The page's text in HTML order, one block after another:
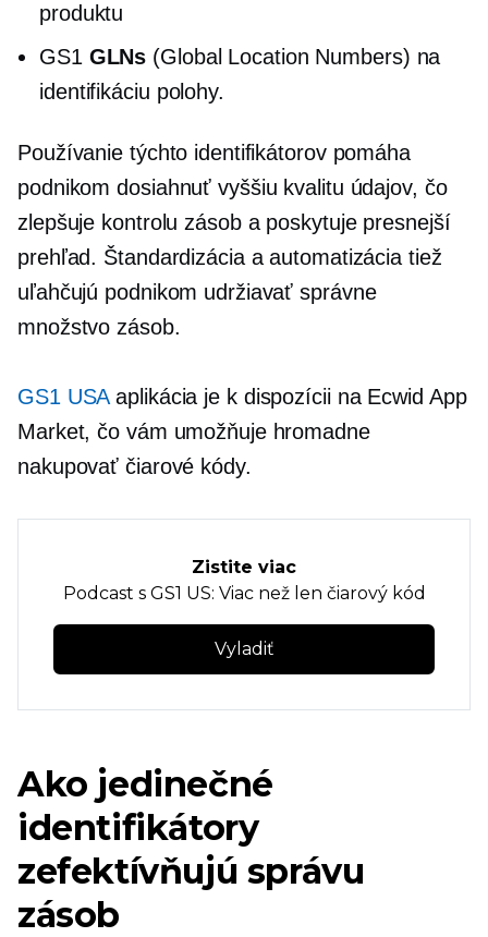
produktu
GS1 GLNs (Global Location Numbers) na
identifikáciu polohy.
Používanie týchto identifikátorov pomáha
podnikom dosiahnuť vyššiu kvalitu údajov, čo
zlepšuje kontrolu zásob a poskytuje presnejší
prehľad. Štandardizácia a automatizácia tiež
uľahčujú podnikom udržiavať správne
množstvo zásob.
GS1 USAaplikácia je k dispozícii na Ecwid App
Market, čo vám umožňuje hromadne
nakupovať čiarové kódy.
Zistite viac
Podcast s GS1 US: Viac než len čiarový kód
Vyladiť
Ako jedinečné
identifikátory
zefektívňujú správu
zásob